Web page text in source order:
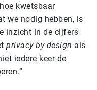
kwetsbaar
we nodig hebben, is
inzicht in de cijfers
privacy by design als
iedere keer de